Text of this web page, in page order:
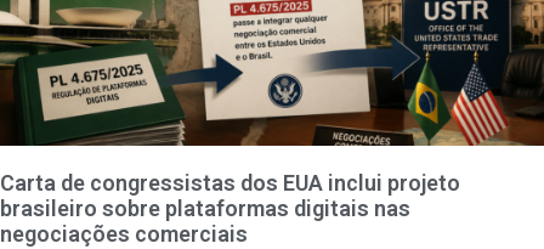
Carta de congressistas dos EUA inclui projeto
brasileiro sobre plataformas digitais nas
negociações comerciais